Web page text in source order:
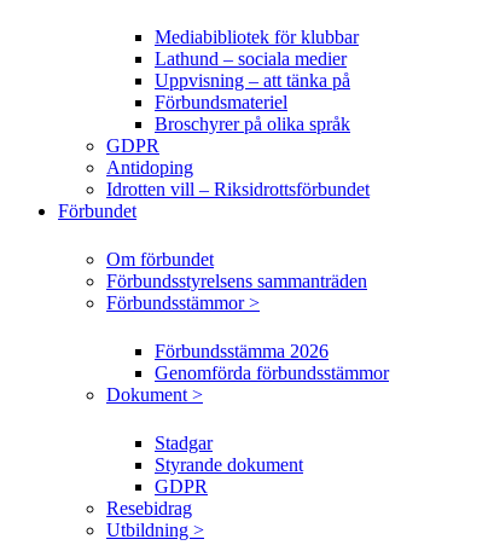
Mediabibliotek för klubbar
Lathund – sociala medier
Uppvisning – att tänka på
Förbundsmateriel
Broschyrer på olika språk
GDPR
Antidoping
Idrotten vill – Riksidrottsförbundet
Förbundet
Om förbundet
Förbundsstyrelsens sammanträden
Förbundsstämmor >
Förbundsstämma 2026
Genomförda förbundsstämmor
Dokument >
Stadgar
Styrande dokument
GDPR
Resebidrag
Utbildning >